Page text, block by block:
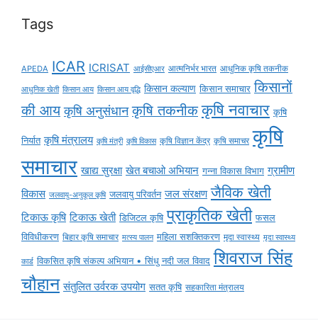
Tags
APEDA ICAR ICRISAT आईसीएआर आत्मनिर्भर भारत आधुनिक कृषि तकनीक
आधुनिक खेती किसान आय किसान आय वृद्धि किसान कल्याण किसान समाचार किसानों
की आय कृषि अनुसंधान कृषि तकनीक कृषि नवाचार कृषि
निर्यात कृषि मंत्रालय कृषि मंत्री कृषि विकास कृषि विज्ञान केंद्र कृषि समाचर कृषि
समाचार खाद्य सुरक्षा खेत बचाओ अभियान गन्ना विकास विभाग ग्रामीण
विकास जलवायु-अनुकूल कृषि जलवायु परिवर्तन जल संरक्षण जैविक खेती
टिकाऊ कृषि टिकाऊ खेती डिजिटल कृषि प्राकृतिक खेती फसल
विविधीकरण बिहार कृषि समाचार मत्स्य पालन महिला सशक्तिकरण मृदा स्वास्थ्य मृदा स्वास्थ्य
कार्ड विकसित कृषि संकल्प अभियान • सिंधु नदी जल विवाद शिवराज सिंह
चौहान संतुलित उर्वरक उपयोग सतत कृषि सहकारिता मंत्रालय